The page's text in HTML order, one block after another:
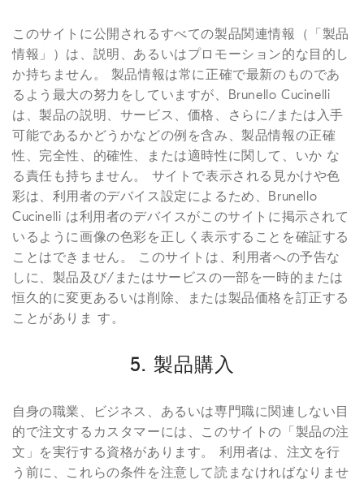
このサイトに公開されるすべての製品関連情報（「製品
情報」）は、説明、あるいはプロモーション的な目的し
か持ちません。 製品情報は常に正確で最新のものであ
るよう最大の努力をしていますが、Brunello Cucinelli
は、製品の説明、サービス、価格、さらに/または入手
可能であるかどうかなどの例を含み、製品情報の正確
性、完全性、的確性、または適時性に関して、いか な
る責任も持ちません。 サイトで表示される見かけや色
彩は、利用者のデバイス設定によるため、Brunello
Cucinelli は利用者のデバイスがこのサイトに掲示されて
いるように画像の色彩を正しく表示することを確証する
ことはできません。 このサイトは、利用者への予告な
しに、製品及び/またはサービスの一部を一時的または
恒久的に変更あるいは削除、または製品価格を訂正する
ことがありま す。
5. 製品購入
自身の職業、ビジネス、あるいは専門職に関連しない目
的で注文するカスタマーには、このサイトの「製品の注
文」を実行する資格があります。 利用者は、注文を行
う前に、これらの条件を注意して読まなければなりませ